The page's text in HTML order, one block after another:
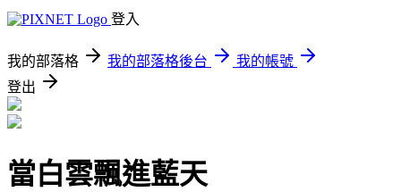
登入
我的部落格 我的部落格後台
我的帳號
登出
當白雲飄進藍天